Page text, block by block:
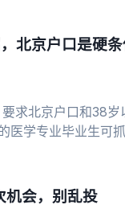
北京户口是硬
求北京户口和38岁
医学专业毕业生可抓
机会，别乱投